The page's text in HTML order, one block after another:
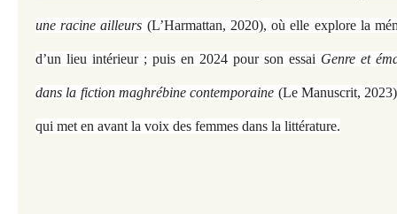
une racine ailleurs (L’Harmattan, 2020), où elle explore la
d’un lieu intérieur ; puis en 2024 pour son essai Genre et
dans la fiction maghrébine contemporaine (Le Manuscrit,
qui met en avant la voix des femmes dans la littérature.